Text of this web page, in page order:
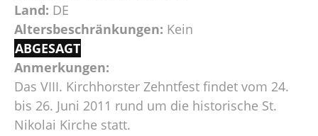
Land: DE
Altersbeschränkungen: Kein
ABGESAGT
Anmerkungen:
Das VIII. Kirchhorster Zehntfest findet vom 24.
bis 26. Juni 2011 rund um die historische St.
Nikolai Kirche statt.